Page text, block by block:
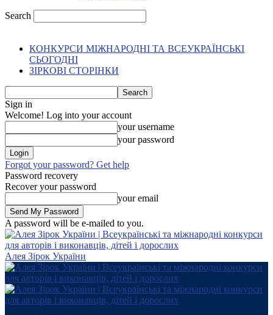
Search
КОНКУРСИ МІЖНАРОДНІ ТА ВСЕУКРАЇНСЬКІ
СЬОГОДНІ
ЗІРКОВІ СТОРІНКИ
Sign in
Welcome! Log into your account
your username
your password
Forgot your password? Get help
Password recovery
Recover your password
your email
A password will be e-mailed to you.
Алея Зірок України